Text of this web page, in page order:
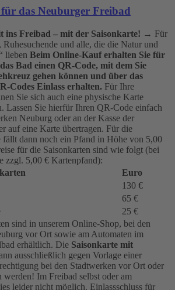
das Neuburger Freibad
ins Freibad – mit der Saisonkarte! → Für
und alle, die die Natur und
lieben Beim Online-Kauf erhalten Sie für
Bad einen QR-Code, mit dem Sie
gehen können und über das
Codes Einlass erhalten. Für Ihre
Sie sich auch eine physische Karte
Lassen Sie hierfür Ihren QR-Code einfach
Neuburg oder an der Kasse der
auf eine Karte übertragen. Für die
fällt dann noch ein Pfand in Höhe von 5,00
für die Saisonkarten sind wie folgt (bei
zzgl. 5,00 € Kartenpfand):
Euro
130 €
65 €
25 €
sind in unserem Online-Shop, bei den
vor Ort sowie am Automaten im
erhältlich. Die Saisonkarte mit
ausschließlich gegen Vorlage einer
bei den Stadtwerken vor Ort oder
werden! Im Freibad selbst oder am
leider nicht möglich. Einlassschluss für